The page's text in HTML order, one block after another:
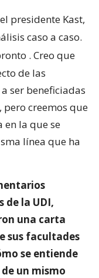
presidente Kast,
caso a caso.
. Creo que
de las
ser beneficiadas
creemos que
en la que se
línea que ha
la UDI,
una carta
sus facultades
se entiende
un mismo